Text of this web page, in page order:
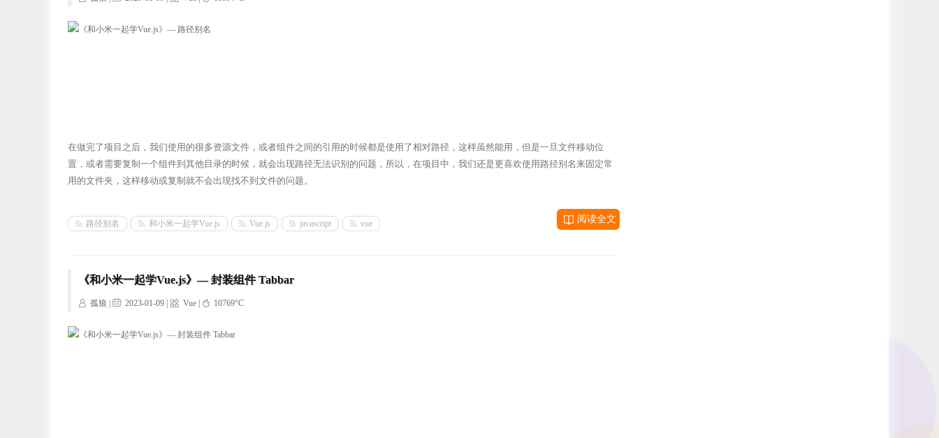
在做完了项目之后，我们使用的很多资源文件，或者组件之间的引用的时候都是使用了相对路径，这样虽然能用，但是一旦文件移动位
置，或者需要复制一个组件到其他目录的时候，就会出现路径无法识别的问题，所以，在项目中，我们还是更喜欢使用路径别名来固定常
用的文件夹，这样移动或复制就不会出现找不到文件的问题。
路径别名 和小米一起学Vue.js Vue.js javascript vue 阅读全文
《和小米一起学Vue.js》— 封装组件 Tabbar
孤狼 | 2023-01-09 | Vue 10769°C